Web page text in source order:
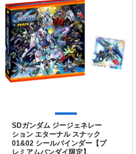
SDガンダム ジージェネレー
ション エターナル スナック
01&02 シールバインダー【プ
レミアムバンダイ限定】